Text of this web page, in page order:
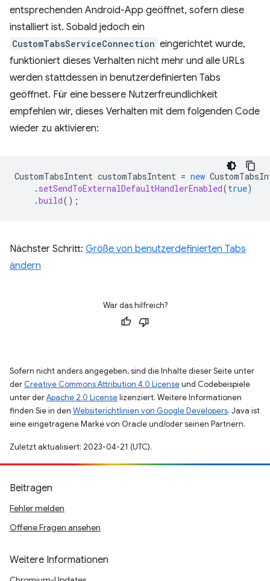
entsprechenden Android-App geöffnet, sofern diese
installiert ist. Sobald jedoch ein
CustomTabsServiceConnection eingerichtet wurde,
funktioniert dieses Verhalten nicht mehr und alle URLs
werden stattdessen in benutzerdefinierten Tabs
geöffnet. Für eine bessere Nutzerfreundlichkeit
empfehlen wir, dieses Verhalten mit dem folgenden Code
wieder zu aktivieren:
CustomTabsIntent customTabsIntent = new
. setSendToExternalDefaultHandlerEnabled(true)
.build();
Nächster Schritt: Größe von benutzerdefinierten Tabs
ändern
War das hilfreich?
Sofern nicht anders angegeben, sind die Inhalte dieser Seite unter
der Creative Commons Attribution 4.0 Licenseund Codebeispiele
unter derApache 2.0 Licenselizenziert. Weitere Informationen
finden Sie in den Websiterichtlinien von Google Developers. Java ist
eine eingetragene Marke von Oracle und/oder seinen Partnern.
Zuletzt aktualisiert: 2023-04-21 (UTC).
Beitragen
Fehler melden
Offene Fragen ansehen
Weitere Informationen